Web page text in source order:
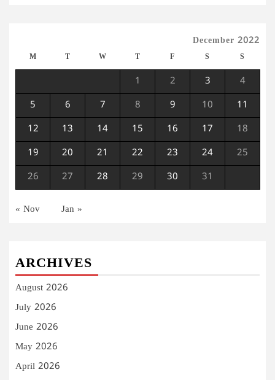
December 2022
M T W T F S S
1 2 3 4
5 6 7 8 9 10 11
12 13 14 15 16 17 18
19 20 21 22 23 24 25
26 27 28 29 30 31
« Nov Jan »
ARCHIVES
August 2026
July 2026
June 2026
May 2026
April 2026